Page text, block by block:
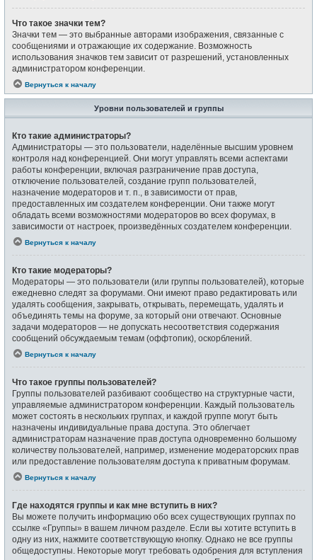
Что такое значки тем?
Значки тем — это выбранные авторами изображения, связанные с
сообщениями и отражающие их содержание. Возможность
использования значков тем зависит от разрешений, установленных
администратором конференции.
Вернуться к началу
Уровни пользователей и группы
Кто такие администраторы?
Администраторы — это пользователи, наделённые высшим уровнем
контроля над конференцией. Они могут управлять всеми аспектами
работы конференции, включая разграничение прав доступа,
отключение пользователей, создание групп пользователей,
назначение модераторов и т. п., в зависимости от прав,
предоставленных им создателем конференции. Они также могут
обладать всеми возможностями модераторов во всех форумах, в
зависимости от настроек, произведённых создателем конференции.
Вернуться к началу
Кто такие модераторы?
Модераторы — это пользователи (или группы пользователей), которые
ежедневно следят за форумами. Они имеют право редактировать или
удалять сообщения, закрывать, открывать, перемещать, удалять и
объединять темы на форуме, за который они отвечают. Основные
задачи модераторов — не допускать несоответствия содержания
сообщений обсуждаемым темам (оффтопик), оскорблений.
Вернуться к началу
Что такое группы пользователей?
Группы пользователей разбивают сообщество на структурные части,
управляемые администратором конференции. Каждый пользователь
может состоять в нескольких группах, и каждой группе могут быть
назначены индивидуальные права доступа. Это облегчает
администраторам назначение прав доступа одновременно большому
количеству пользователей, например, изменение модераторских прав
или предоставление пользователям доступа к приватным форумам.
Вернуться к началу
Где находятся группы и как мне вступить в них?
Вы можете получить информацию обо всех существующих группах по
ссылке «Группы» в вашем личном разделе. Если вы хотите вступить в
одну из них, нажмите соответствующую кнопку. Однако не все группы
общедоступны. Некоторые могут требовать одобрения для вступления